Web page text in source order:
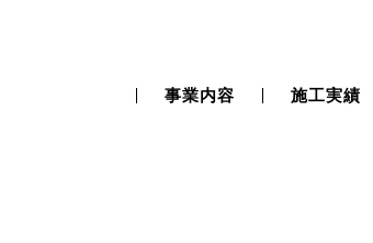
事業内容 施工実績